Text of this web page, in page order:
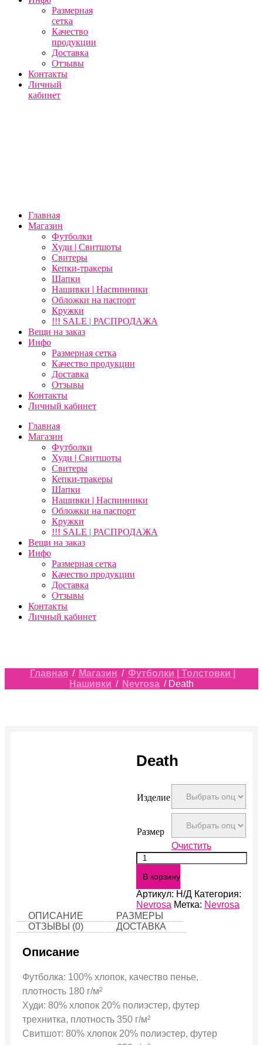
Размерная
сетка
Качество
продукции
Доставка
Отзывы
Контакты
Личный
кабинет
Главная
Магазин
Футболки
Худи | Свитшоты
Свитеры
Кепки-тракеры
Шапки
Нашивки | Наспинники
Обложки на паспорт
Кружки
!!! SALE | РАСПРОДАЖА
Вещи на заказ
Инфо
Размерная сетка
Качество продукции
Доставка
Отзывы
Контакты
Личный кабинет
Главная
Магазин
Футболки
Худи | Свитшоты
Свитеры
Кепки-тракеры
Шапки
Нашивки | Наспинники
Обложки на паспорт
Кружки
!!! SALE | РАСПРОДАЖА
Вещи на заказ
Инфо
Размерная сетка
Качество продукции
Доставка
Отзывы
Контакты
Личный кабинет
Главная / Магазин / Футболки | Толстовки |
Нашивки / Nevrosa / Death
Death
Изделие
Размер
Очистить
Количество
Death
В корзину
Артикул: Н/Д Категория:
Nevrosa Метка: Nevrosa
ОПИСАНИЕ
РАЗМЕРЫ
ОТЗЫВЫ (0)
ДОСТАВКА
Описание
Футболка: 100% хлопок, качество пенье,
плотность 180 г/м²
Худи: 80% хлопок 20% полиэстер, футер
трехнитка, плотность 350 г/м²
Свитшот: 80% хлопок 20% полиэстер, футер